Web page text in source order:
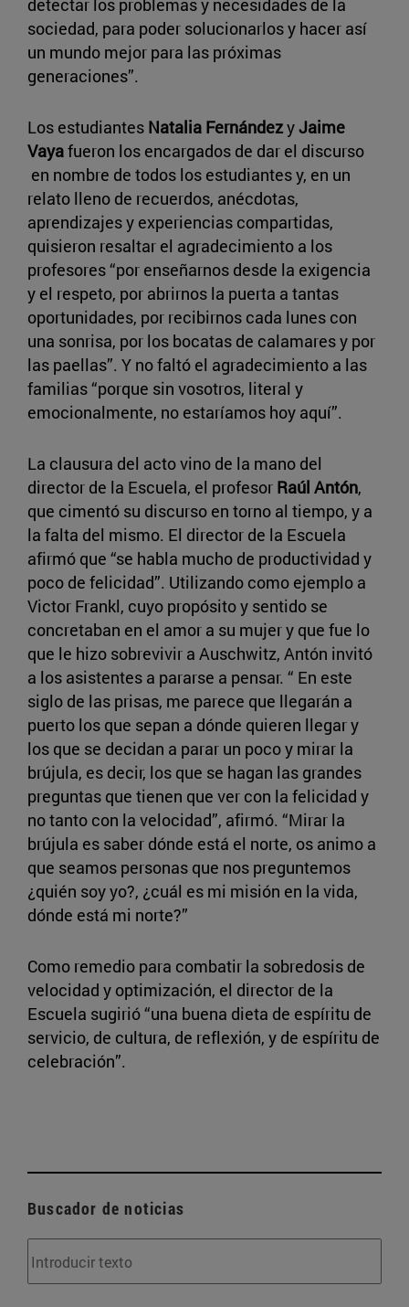
detectar los problemas y necesidades de la
sociedad, para poder solucionarlos y hacer así
un mundo mejor para las próximas
generaciones”.
Los estudiantes Natalia FernándezyJaime
Vayafueron los encargados de dar el discurso
en nombre de todos los estudiantes y, en un
relato lleno de recuerdos, anécdotas,
aprendizajes y experiencias compartidas,
quisieron resaltar el agradecimiento a los
profesores “por enseñarnos desde la exigencia
y el respeto, por abrirnos la puerta a tantas
oportunidades, por recibirnos cada lunes con
una sonrisa, por los bocatas de calamares y por
las paellas”. Y no faltó el agradecimiento a las
familias “porque sin vosotros, literal y
emocionalmente, no estaríamos hoy aquí”.
La clausura del acto vino de la mano del
director de la Escuela, el profesor Raúl Antón,
que cimentó su discurso en torno al tiempo, y a
la falta del mismo. El director de la Escuela
afirmó que “se habla mucho de productividad y
poco de felicidad”. Utilizando como ejemplo a
Victor Frankl, cuyo propósito y sentido se
concretaban en el amor a su mujer y que fue lo
que le hizo sobrevivir a Auschwitz, Antón invitó
a los asistentes a pararse a pensar. “ En este
siglo de las prisas, me parece que llegarán a
puerto los que sepan a dónde quieren llegar y
los que se decidan a parar un poco y mirar la
brújula, es decir, los que se hagan las grandes
preguntas que tienen que ver con la felicidad y
no tanto con la velocidad”, afirmó. “Mirar la
brújula es saber dónde está el norte, os animo a
que seamos personas que nos preguntemos
¿quién soy yo?, ¿cuál es mi misión en la vida,
dónde está mi norte?”
Como remedio para combatir la sobredosis de
velocidad y optimización, el director de la
Escuela sugirió “una buena dieta de espíritu de
servicio, de cultura, de reflexión, y de espíritu de
celebración”.
Buscador de noticias